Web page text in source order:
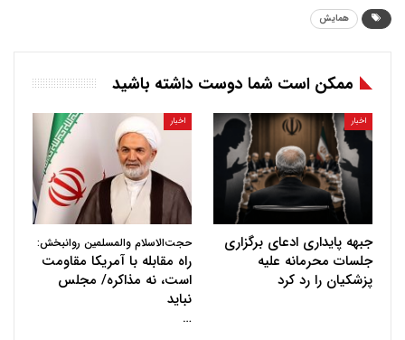
همایش
ممکن است شما دوست داشته باشید
اخبار
جبهه پایداری ادعای برگزاری
جلسات محرمانه علیه
پزشکیان را رد کرد
اخبار
حجت‌الاسلام والمسلمین روانبخش:
راه مقابله با آمریکا مقاومت
است، نه مذاکره/ مجلس
نباید
…